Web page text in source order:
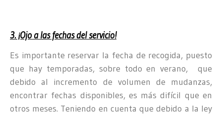
3. ¡Ojo a las fechas del servicio!
Es importante reservar la fecha de recogida, puesto
que hay temporadas, sobre todo en verano, que
debido al incremento de volumen de mudanzas,
encontrar fechas disponibles, es más difícil que en
otros meses. Teniendo en cuenta que debido a la ley